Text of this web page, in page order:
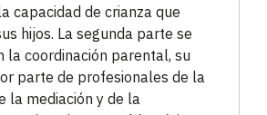
capacidad de crianza que
hijos. La segunda parte se
la coordinación parental, su
parte de profesionales de la
la mediación y de la